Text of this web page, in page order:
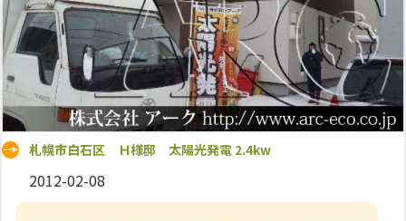
札幌市白石区 Ｈ様邸 太陽光発電 2.4kw
2012-02-08